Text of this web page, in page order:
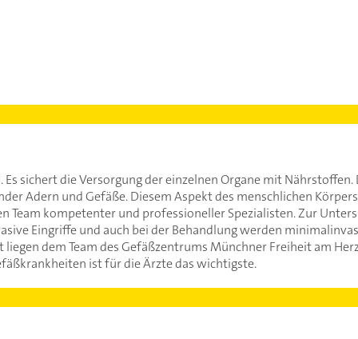
sichert die Versorgung der einzelnen Organe mit
Adern und Gefäße. Diesem Aspekt des menschlichen
Team kompetenter und professioneller Spezialisten. Zur
Eingriffe und auch bei der Behandlung werden
dem Team des Gefäßzentrums Münchner Freiheit am
ist für die Ärzte das wichtigste.